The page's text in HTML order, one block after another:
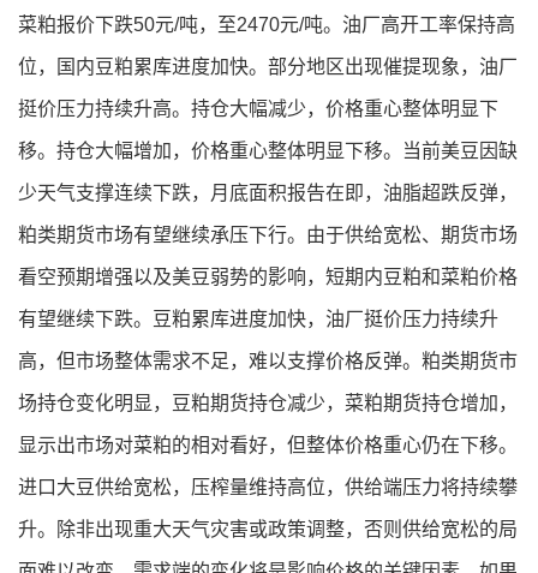
菜粕报价下跌50元/吨，至2470元/吨。油厂高开工率保持高
位，国内豆粕累库进度加快。部分地区出现催提现象，油厂
挺价压力持续升高。持仓大幅减少，价格重心整体明显下
移。持仓大幅增加，价格重心整体明显下移。当前美豆因缺
少天气支撑连续下跌，月底面积报告在即，油脂超跌反弹，
粕类期货市场有望继续承压下行。由于供给宽松、期货市场
看空预期增强以及美豆弱势的影响，短期内豆粕和菜粕价格
有望继续下跌。豆粕累库进度加快，油厂挺价压力持续升
高，但市场整体需求不足，难以支撑价格反弹。粕类期货市
场持仓变化明显，豆粕期货持仓减少，菜粕期货持仓增加，
显示出市场对菜粕的相对看好，但整体价格重心仍在下移。
进口大豆供给宽松，压榨量维持高位，供给端压力将持续攀
升。除非出现重大天气灾害或政策调整，否则供给宽松的局